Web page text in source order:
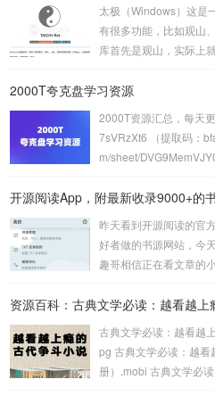
太极（Windows）这是
有很多功能，比如观山
库首先是观山，实际上
等12+接口，现在的版
期的太极只能简单播
用，而且还支持添加歌
2000T夸克盘学习资源
2000T资源汇总，每天
7sVRzXt6 （提取码：
m/sheet/
03e7d精整2024年1月
开源阅读App，附最新收录9000+的
昨天看到开源阅读的官
好者做的书源网站，今
趣哥相信正在看文章的
大版本已经停更很久了
的最新版。不过就算阅
则，而今天分享的两个
源仓库。Yiove书源仓
古典文学必读：越看越
pg 古典文学必读：越
册）.mobi 古典文学必